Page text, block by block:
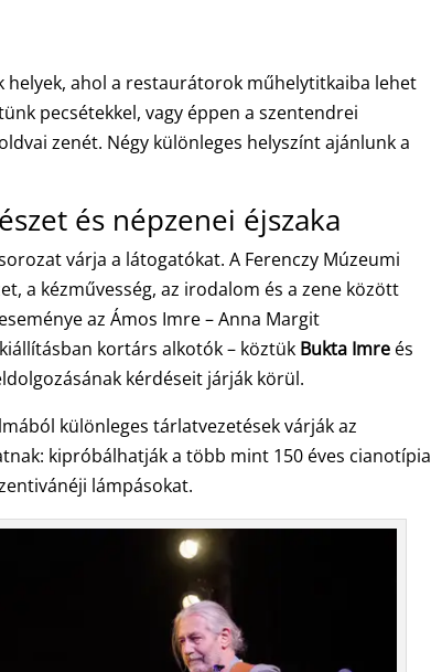
helyek, ahol a restaurátorok műhelytitkaiba lehet
pecsétekkel, vagy éppen a szentendrei
zenét. Négy különleges helyszínt ajánlunk a
és népzenei éjszaka
várja a látogatókat. A Ferenczy Múzeumi
a kézművesség, az irodalom és a zene között
az Ámos Imre – Anna Margit
kortárs alkotók – köztük Bukta Imre és
kérdéseit járják körül.
különleges tárlatvezetések várják az
kipróbálhatják a több mint 150 éves cianotípia
lámpásokat.